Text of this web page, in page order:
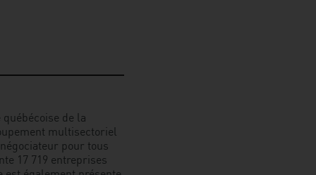
de la
multisectoriel
pour tous
17 719 entreprises